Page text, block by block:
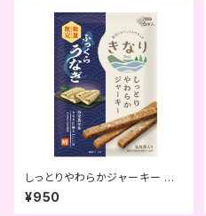
しっとりやわらかジャーキー ふ
っくらうなぎ (きなり)
¥950